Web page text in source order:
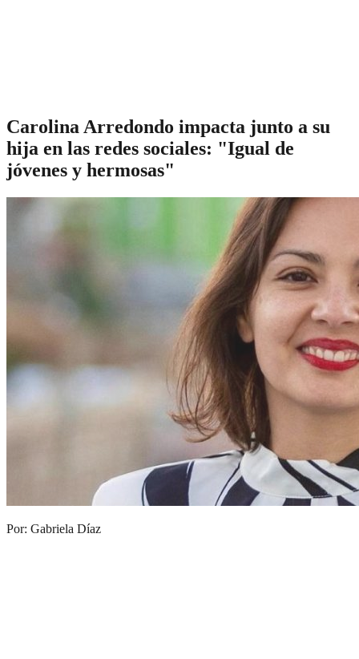
Carolina Arredondo impacta junto a su
hija en las redes sociales: "Igual de
jóvenes y hermosas"
Por: Gabriela Díaz